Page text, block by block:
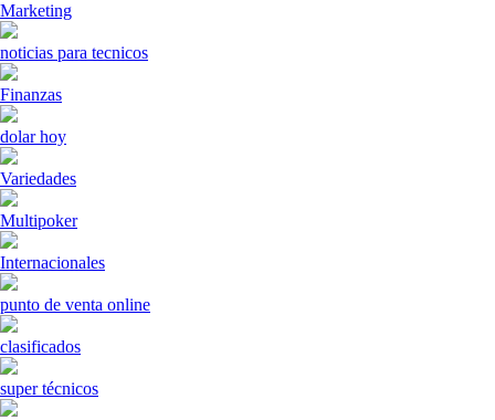
Marketing
noticias para tecnicos
Finanzas
dolar hoy
Variedades
Multipoker
Internacionales
punto de venta online
clasificados
super técnicos